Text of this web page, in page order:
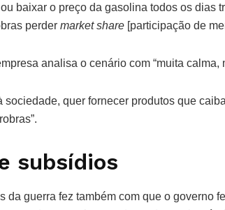
baixar o preço da gasolina todos os dias
perder market share [participação de
analisa o cenário com “muita calma,
sociedade, quer fornecer produtos que
subsídios
da guerra fez também com que o governo